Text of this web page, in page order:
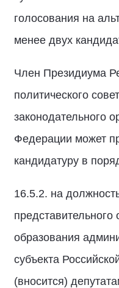
голосования на
менее двух
Член Президиума
политического
законодательного
Федерации может
кандидатуру в
16.5.2. на
представительного
образования
субъекта
(вносится)